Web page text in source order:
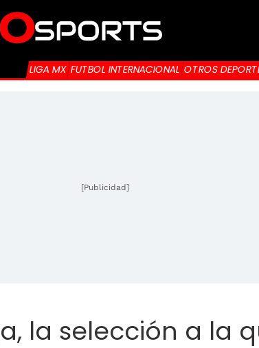
LIGA MX FUTBOL INTERNACIONAL OTROS
[Publicidad]
la selección a la